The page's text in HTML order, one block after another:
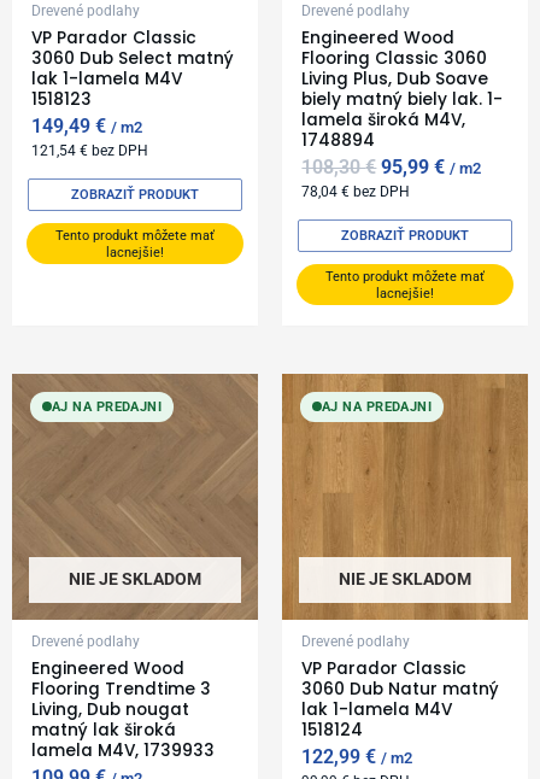
Drevené podlahy
VP Parador Classic
3060 Dub Select matný
lak 1-lamela M4V
1518123
149,49€ m2
121,54€ bez DPH
Tento produkt môžete mať
lacnejšie!
ZOBRAZIŤ PRODUKT
Drevené podlahy
Engineered Wood
Flooring Classic 3060
Living Plus, Dub Soave
biely matný biely lak. 1-
lamela široká M4V,
1748894
108,30€ 95,99€ m2
78,04€ bez DPH
Tento produkt môžete mať
lacnejšie!
ZOBRAZIŤ PRODUKT
AJ NA PREDAJNI
NIE JE SKLADOM
Drevené podlahy
Engineered Wood
Flooring Trendtime 3
Living, Dub nougat
matný lak široká
lamela M4V, 1739933
AJ NA PREDAJNI
NIE JE SKLADOM
Drevené podlahy
VP Parador Classic
3060 Dub Natur matný
lak 1-lamela M4V
1518124
122,99€ m2